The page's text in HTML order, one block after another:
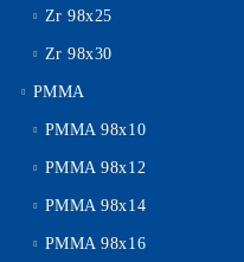
Zr 98x25
Zr 98x30
PMMA
PMMA 98x10
PMMA 98x12
PMMA 98x14
PMMA 98x16